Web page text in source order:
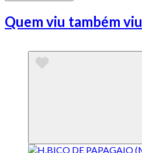
Quem viu também viu